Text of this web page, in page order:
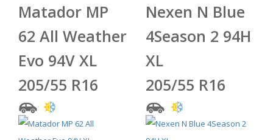
Matador MP
62 All Weather
Evo 94V XL
205/55 R16
Nexen N Blue
4Season 2 94H
XL
205/55 R16